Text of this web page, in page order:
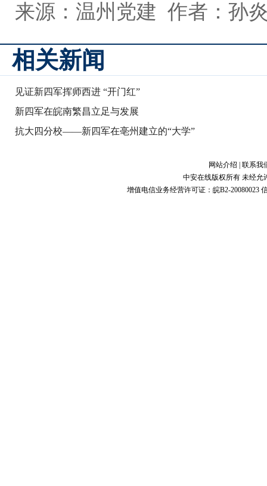
来源：温州党建 作者：孙
相关新闻
见证新四军挥师西进 “开门红”
新四军在皖南繁昌立足与发展
抗大四分校——新四军在亳州建立的“大学”
网站介绍
联系我
中安在线版权所有 未经
增值电信业务经营许可证：皖B2-20080023